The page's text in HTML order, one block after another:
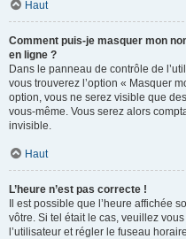
Haut
Comment puis-je masquer mon
en ligne ?
Dans le panneau de contrôle de
vous trouverez l’option « Masquer
option, vous ne serez visible que
vous-même. Vous serez alors
invisible.
Haut
L’heure n’est pas correcte !
Il est possible que l’heure affichée
vôtre. Si tel était le cas, veuillez
l’utilisateur et régler le fuseau